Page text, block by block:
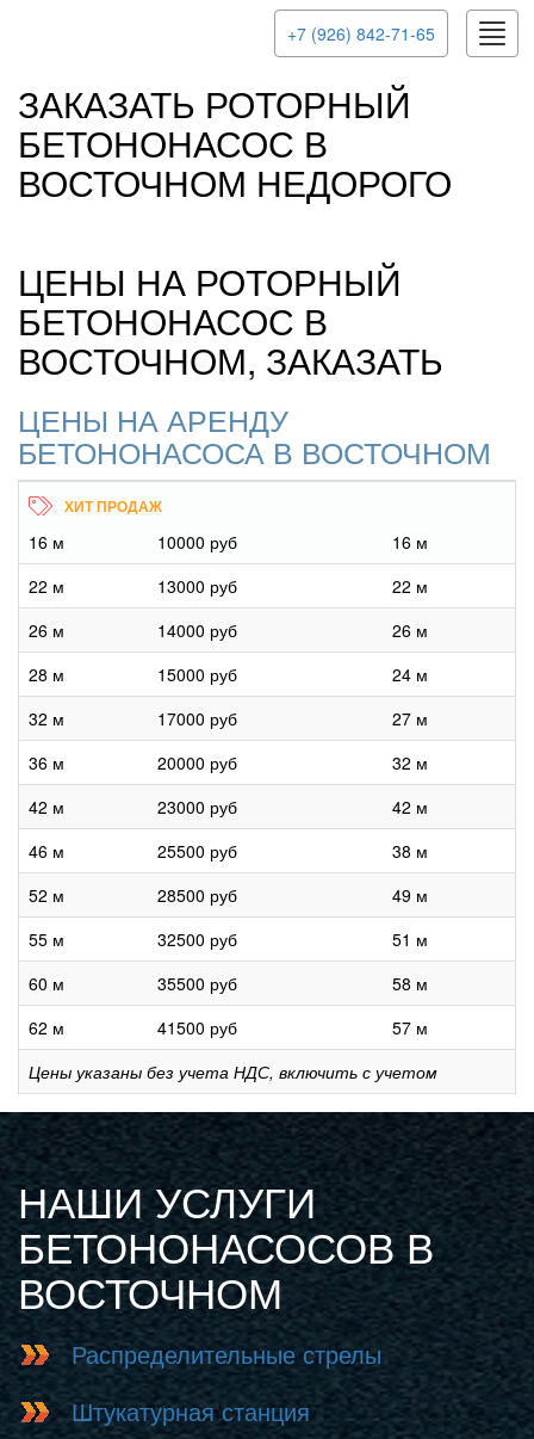
+7 (926) 842-71-65
ЗАКАЗАТЬ РОТОРНЫЙ
БЕТОНОНАСОС В
ВОСТОЧНОМ НЕДОРОГО
ЦЕНЫ НА РОТОРНЫЙ
БЕТОНОНАСОС В
ВОСТОЧНОМ, ЗАКАЗАТЬ
ЦЕНЫ НА АРЕНДУ
БЕТОНОНАСОСА В ВОСТОЧНОМ
16 м 10000 руб
16 м
22 м
13000 руб
22 м
26 м
14000 руб
26 м
28 м
15000 руб
24 м
32 м
17000 руб
27 м
36 м
20000 руб
32 м
42 м
23000 руб
42 м
46 м
25500 руб
38 м
52 м
28500 руб
49 м
55 м
32500 руб
51 м
60 м
35500 руб
58 м
62 м
41500 руб
57 м
Цены указаны без учета НДС, включить с учетом
НАШИ УСЛУГИ
БЕТОНОНАСОСОВ В
ВОСТОЧНОМ
Распределительные стрелы
Штукатурная станция